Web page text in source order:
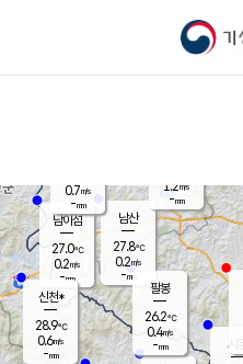
기상청
남이섬
27.0℃
0.2m/s
-mm
남산
27.8℃
0.2m/s
-mm
팔봉
26.2℃
0.4m/s
-mm
0.7m/s
-mm
신천*
28.9℃
0.6m/s
-mm
시동
1.2m/s
-mm